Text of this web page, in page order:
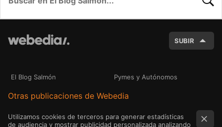
SUBIR
El Blog Salmón Pymes y Autónomos
Otras publicaciones de Webedia
Utilizamos cookies de terceros para generar estadísticas
de audiencia y mostrar publicidad personalizada analizando